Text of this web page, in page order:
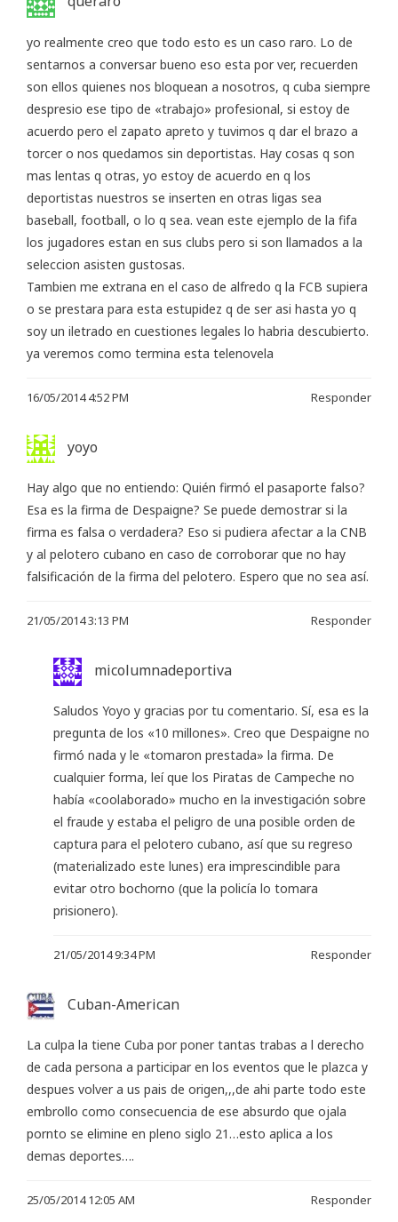
yo realmente creo que todo esto es un caso raro. Lo de
sentarnos a conversar bueno eso esta por ver, recuerden
son ellos quienes nos bloquean a nosotros, q cuba siempre
despresio ese tipo de «trabajo» profesional, si estoy de
acuerdo pero el zapato apreto y tuvimos q dar el brazo a
torcer o nos quedamos sin deportistas. Hay cosas q son
mas lentas q otras, yo estoy de acuerdo en q los
deportistas nuestros se inserten en otras ligas sea
baseball, football, o lo q sea. vean este ejemplo de la fifa
los jugadores estan en sus clubs pero si son llamados a la
seleccion asisten gustosas.
Tambien me extrana en el caso de alfredo q la FCB supiera
o se prestara para esta estupidez q de ser asi hasta yo q
soy un iletrado en cuestiones legales lo habria descubierto.
ya veremos como termina esta telenovela
16/05/2014 4:52 PM Responder
yoyo
Hay algo que no entiendo: Quién firmó el pasaporte falso?
Esa es la firma de Despaigne? Se puede demostrar si la
firma es falsa o verdadera? Eso si pudiera afectar a la CNB
y al pelotero cubano en caso de corroborar que no hay
falsificación de la firma del pelotero. Espero que no sea así.
21/05/2014 3:13 PM Responder
micolumnadeportiva
Saludos Yoyo y gracias por tu comentario. Sí, esa es la
pregunta de los «10 millones». Creo que Despaigne no
firmó nada y le «tomaron prestada» la firma. De
cualquier forma, leí que los Piratas de Campeche no
había «coolaborado» mucho en la investigación sobre
el fraude y estaba el peligro de una posible orden de
captura para el pelotero cubano, así que su regreso
(materializado este lunes) era imprescindible para
evitar otro bochorno (que la policía lo tomara
prisionero).
21/05/2014 9:34 PM Responder
Cuban-American
La culpa la tiene Cuba por poner tantas trabas a l derecho
de cada persona a participar en los eventos que le plazca y
despues volver a us pais de origen,,,de ahi parte todo este
embrollo como consecuencia de ese absurdo que ojala
pornto se elimine en pleno siglo 21…esto aplica a los
demas deportes….
25/05/2014 12:05 AM Responder